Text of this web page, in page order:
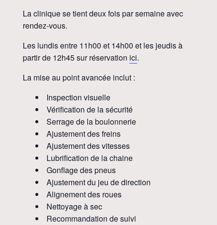
La clinique se tient deux fois par semaine avec
rendez-vous.
Les lundis entre 11h00 et 14h00 et les jeudis à
partir de 12h45 sur réservation ici.
La mise au point avancée inclut :
Inspection visuelle
Vérification de la sécurité
Serrage de la boulonnerie
Ajustement des freins
Ajustement des vitesses
Lubrification de la chaine
Gonflage des pneus
Ajustement du jeu de direction
Alignement des roues
Nettoyage à sec
Recommandation de suivi